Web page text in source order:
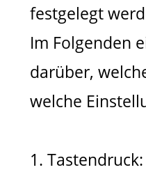
festgelegt
Im Folgenden
darüber,
welche
1.